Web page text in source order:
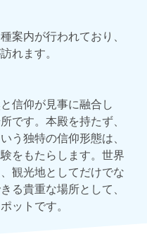
案内が行われており、
れます。
信仰が見事に融合し
です。本殿を持たず、
う独特の信仰形態は、
をもたらします。世界
観光地としてだけでな
る貴重な場所として、
ットです。